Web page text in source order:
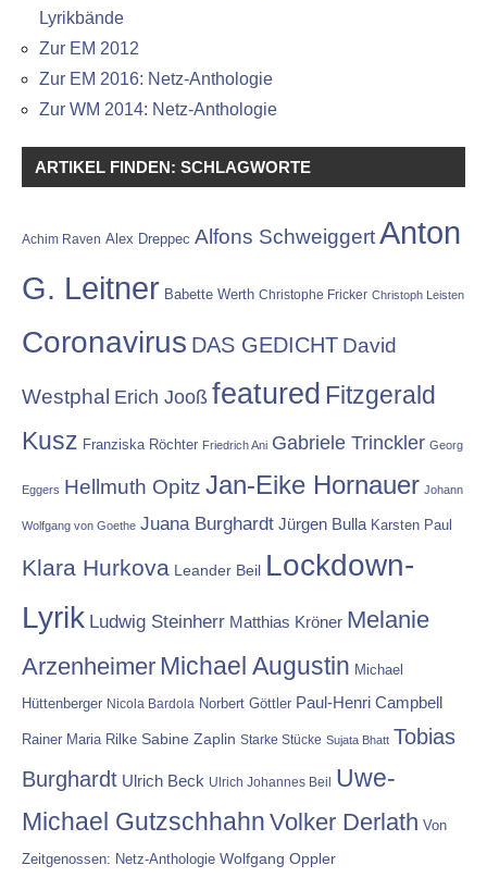
Lyrikbände
Zur EM 2012
Zur EM 2016: Netz-Anthologie
Zur WM 2014: Netz-Anthologie
ARTIKEL FINDEN: SCHLAGWORTE
Achim Raven Alex Dreppec Alfons SchweiggertAnton
G. Leitner Babette Werth Christophe Fricker Christoph Leisten
Coronavirus DAS GEDICHT David
Westphal Erich Jooß featured Fitzgerald
Kusz Franziska Röchter Friedrich Ani Gabriele Trinckler Georg
Eggers Hellmuth Opitz Jan-Eike Hornauer Johann
Wolfgang von Goethe Juana Burghardt Jürgen Bulla Karsten Paul
Klara Hurkova Leander Beil Lockdown-
Lyrik Ludwig Steinherr Matthias Kröner Melanie
Arzenheimer Michael Augustin Michael
Hüttenberger Nicola Bardola Norbert Göttler Paul-Henri Campbell
Rainer Maria Rilke Sabine Zaplin Starke Stücke Sujata Bhatt Tobias
Burghardt Ulrich Beck Ulrich Johannes Beil Uwe-
Michael Gutzschhahn Volker Derlath Von
Zeitgenossen: Netz-Anthologie Wolfgang Oppler